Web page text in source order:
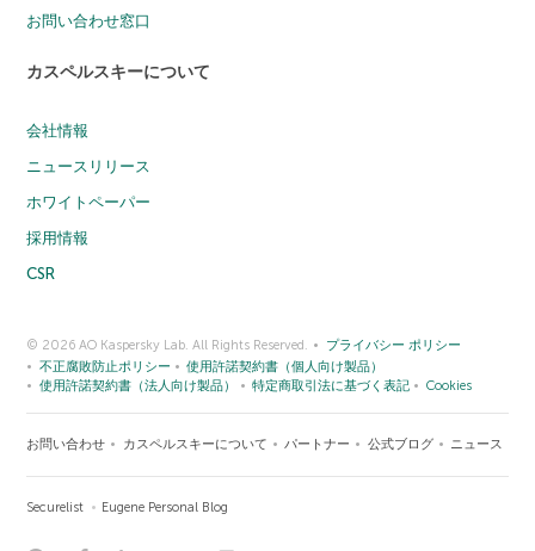
お問い合わせ窓口
カスペルスキーについて
会社情報
ニュースリリース
ホワイトペーパー
採用情報
CSR
© 2026 AO Kaspersky Lab. All Rights Reserved.
プライバシー ポリシー
不正腐敗防止ポリシー
使用許諾契約書（個人向け製品）
使用許諾契約書（法人向け製品）
特定商取引法に基づく表記 Cookies
お問い合わせ カスペルスキーについて パートナー 公式ブログ ニュース
Securelist Eugene Personal Blog